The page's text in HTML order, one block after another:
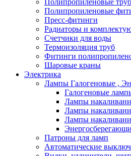
Полипропиленовые
Полипропиленовые
Пресс-фитинги
Радиаторы и
Счетчики для воды
Термоизоляция труб
Фитинги
Шаровые краны
Электрика
Лампы Галогеновые ,
Галогеновые
Лампы
Лампы
Лампы
Патроны для ламп
Автоматические